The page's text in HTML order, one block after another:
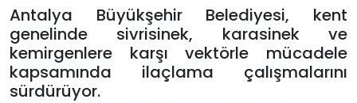
Antalya Büyükşehir Belediyesi, kent
genelinde sivrisinek, karasinek ve
kemirgenlere karşı vektörle mücadele
kapsamında ilaçlama çalışmalarını
sürdürüyor.